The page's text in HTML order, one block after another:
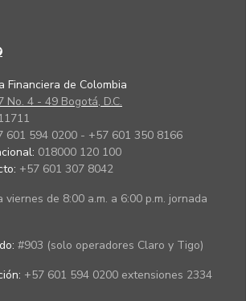
Financiera de Colombia
No. 4 - 49 Bogotá, D.C.
601 594 0200 - +57 601 350 8166
018000 120 100
+57 601 307 8042
viernes de 8:00 a.m. a 6:00 p.m. jornada
#903 (solo operadores Claro y Tigo)
+57 601 594 0200 extensiones 2334